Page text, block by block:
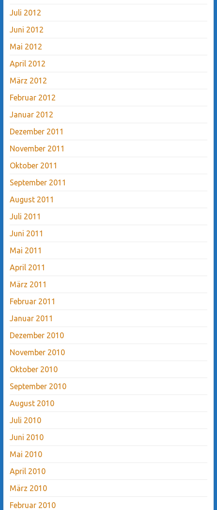
Juli 2012
Juni 2012
Mai 2012
April 2012
März 2012
Februar 2012
Januar 2012
Dezember 2011
November 2011
Oktober 2011
September 2011
August 2011
Juli 2011
Juni 2011
Mai 2011
April 2011
März 2011
Februar 2011
Januar 2011
Dezember 2010
November 2010
Oktober 2010
September 2010
August 2010
Juli 2010
Juni 2010
Mai 2010
April 2010
März 2010
Februar 2010